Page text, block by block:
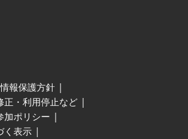
報保護方針
正・利用停止など
加ポリシー
く表示